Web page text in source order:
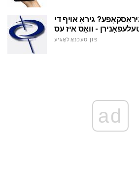
גיראָ אויף די
פון טעכנאָלאָגיע
ad